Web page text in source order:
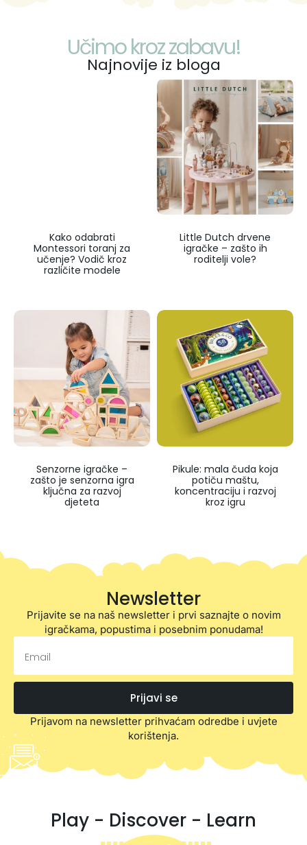
Učimo kroz zabavu!
Najnovije iz bloga
Kako odabrati
Montessori toranj za
učenje? Vodič kroz
različite modele
Little Dutch drvene
igračke – zašto ih
roditelji vole?
Senzorne igračke –
zašto je senzorna igra
ključna za razvoj
djeteta
Pikule: mala čuda koja
potiču maštu,
koncentraciju i razvoj
kroz igru
Newsletter
Prijavite se na naš newsletter i prvi saznajte o novim
igračkama, popustima i posebnim ponudama!
Prijavi se
Prijavom na newsletter prihvaćam odredbe i uvjete
korištenja.
Play - Discover - Learn